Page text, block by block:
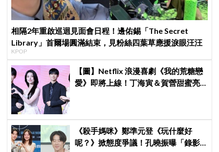
相隔2年重啟巡迴見面會日程！邊佑錫「The Secret
Library」首爾場圓滿結束，見粉絲四葉草應援淚眼汪汪
KPOP
【圖】Netflix 浪漫喜劇《我的荒糖戀
愛》即將上線！丁海寅＆賀營甜蜜亮
《殺手媽咪》鄭準元登《玩什麼好
呢？》掀態度爭議！孔曉振曝「錄影